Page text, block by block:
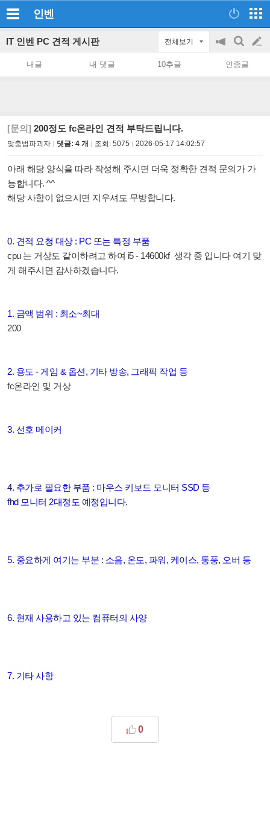
인벤
IT 인벤 PC 견적 게시판 전체보기
공
on/off
검
색
글
쓰
내글 내 댓글 10추글 인증글
[문의] 200정도 fc온라인 견적 부탁드립니다.
맞춤법파괴자 댓글: 4 개 조회: 5075 2026-05-17 14:02:57
아래 해당 양식을 따라 작성해 주시면 더욱 정확한 견적 문의가 가
능합니다. ^^
해당 사항이 없으시면 지우셔도 무방합니다.
0. 견적 요청 대상 : PC 또는 특정 부품
cpu 는 거상도 같이하려고 하여 i5 - 14600kf 생각 중 입니다 여기 맞
게 해주시면 감사하겠습니다.
1. 금액 범위 : 최소~최대
200
2. 용도 - 게임 & 옵션, 기타 방송, 그래픽 작업 등
fc온라인 및 거상
3. 선호 메이커
4. 추가로 필요한 부품 : 마우스 키보드 모니터 SSD 등
fhd 모니터 2대정도 예정입니다.
5. 중요하게 여기는 부분 : 소음, 온도, 파워, 케이스, 통풍, 오버 등
6. 현재 사용하고 있는 컴퓨터의 사양
7. 기타 사항
0